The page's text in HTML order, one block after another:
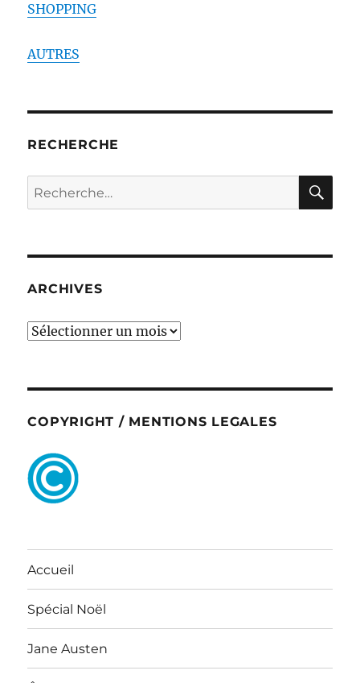
SHOPPING
AUTRES
RECHERCHE
Recherche
pour :
ARCHIVES
ARCHIVES
COPYRIGHT / MENTIONS LEGALES
Accueil
Spécial Noël
Jane Austen